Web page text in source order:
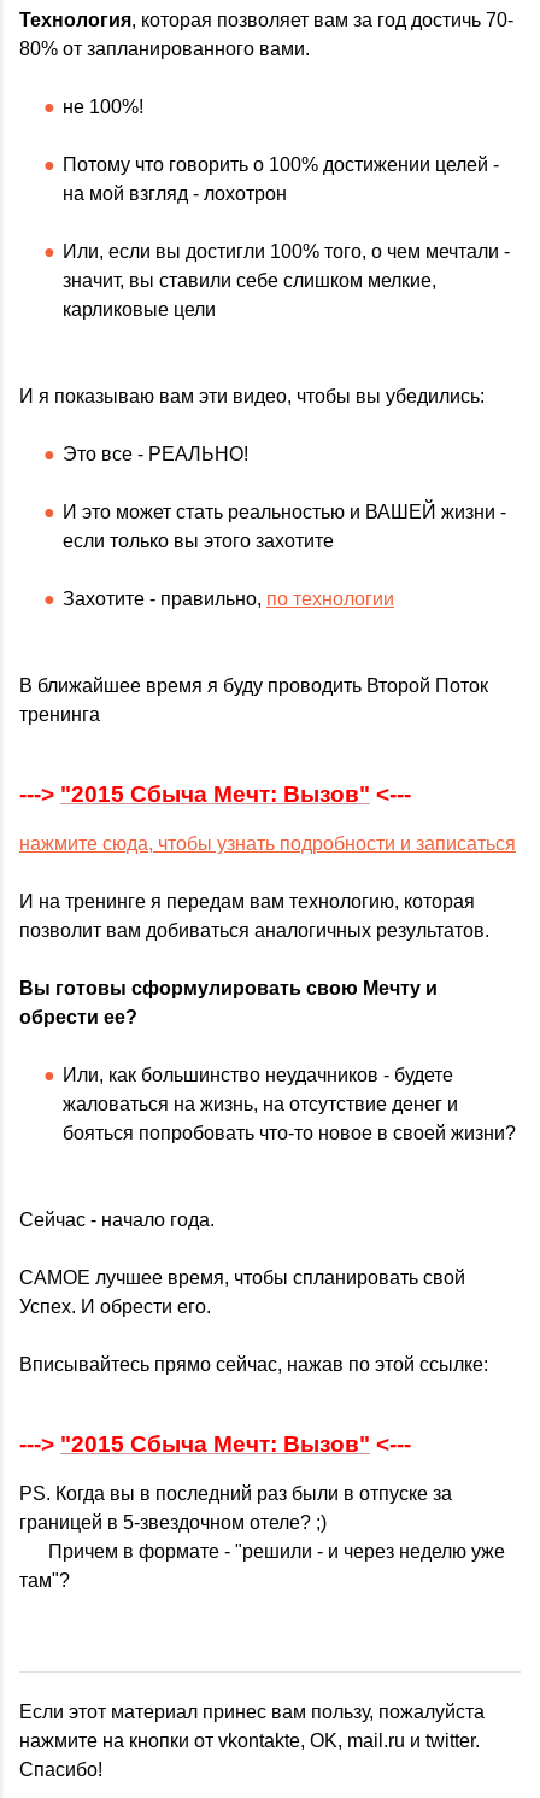
Технология, которая позволяет вам за год достичь 70-
80% от запланированного вами.
не 100%!
Потому что говорить о 100% достижении целей -
на мой взгляд - лохотрон
Или, если вы достигли 100% того, о чем мечтали -
значит, вы ставили себе слишком мелкие,
карликовые цели
И я показываю вам эти видео, чтобы вы убедились:
Это все - РЕАЛЬНО!
И это может стать реальностью и ВАШЕЙ жизни -
если только вы этого захотите
Захотите - правильно, по технологии
В ближайшее время я буду проводить Второй Поток
тренинга
---> "2015 Сбыча Мечт: Вызов" <---
нажмите сюда, чтобы узнать подробности и записаться
И на тренинге я передам вам технологию, которая
позволит вам добиваться аналогичных результатов.
Вы готовы сформулировать свою Мечту и
обрести ее?
Или, как большинство неудачников - будете
жаловаться на жизнь, на отсутствие денег и
бояться попробовать что-то новое в своей жизни?
Сейчас - начало года.
САМОЕ лучшее время, чтобы спланировать свой
Успех. И обрести его.
Вписывайтесь прямо сейчас, нажав по этой ссылке:
---> "2015 Сбыча Мечт: Вызов" <---
PS. Когда вы в последний раз были в отпуске за
границей в 5-звездочном отеле? ;)
Причем в формате - "решили - и через неделю уже
там"?
Если этот материал принес вам пользу, пожалуйста
нажмите на кнопки от vkontakte, OK, mail.ru и twitter.
Спасибо!